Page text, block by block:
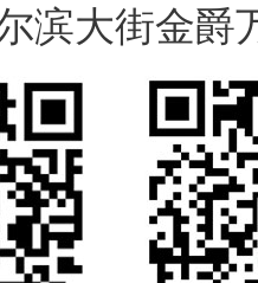
滨大街金爵